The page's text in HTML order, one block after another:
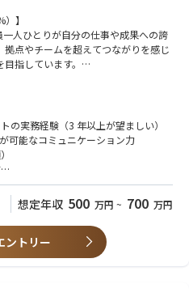
】
人ひとりが自分の仕事や成果への誇
点やチームを超えてつながりを感じ
指しています。
しています。
の取材、記事作成
援
画・運営サポート
発信
味がある方
貢献したい方
レーションを楽しめる方
の実務経験（3 年以上が望ましい）
可能なコミュニケーション力
経験
想定年収 500 万円 ~ 700 万円
ントリー